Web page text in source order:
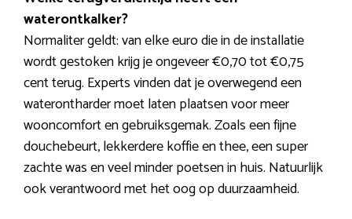
waterontkalker?
Normaliter geldt: van elke euro die in de installatie
wordt gestoken krijg je ongeveer €0,70 tot €0,75
cent terug. Experts vinden dat je overwegend een
waterontharder moet laten plaatsen voor meer
wooncomfort en gebruiksgemak. Zoals een fijne
douchebeurt, lekkerdere koffie en thee, een super
zachte was en veel minder poetsen in huis. Natuurlijk
ook verantwoord met het oog op duurzaamheid.